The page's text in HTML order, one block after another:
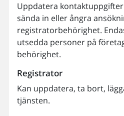
Uppdatera
sända in eller ångra
registratorbehörighet.
utsedda personer på
behörighet.
Registrator
Kan uppdatera, ta bort,
tjänsten.